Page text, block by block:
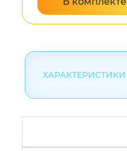
ХАРАКТЕРИСТИКИ